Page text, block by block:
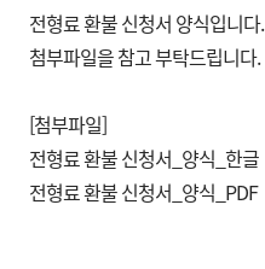
전형료 환불 신청서 양식입니다.
첨부파일을 참고 부탁드립니다.
[첨부파일]
전형료 환불 신청서_양식_한글
전형료 환불 신청서_양식_PDF